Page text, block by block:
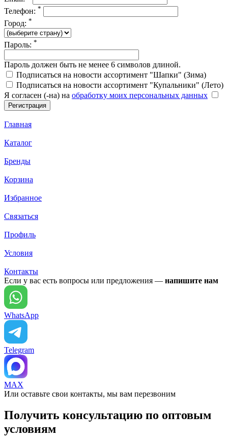
Телефон: *
Город: *
Пароль: *
Пароль должен быть не менее 6 символов длиной.
Подписаться на новости ассортимент "Шапки" (Зима)
Подписаться на новости ассортимент "Купальники" (Лето)
Я согласен (-на) на обработку моих персональных данных
Главная
Каталог
Бренды
Корзина
Избранное
Связаться
Профиль
Условия
Контакты
Если у вас есть вопросы или предложения — напишите нам
WhatsApp
Telegram
MAX
Или оставьте свои контакты, мы вам перезвоним
Получить консультацию по оптовым
условиям